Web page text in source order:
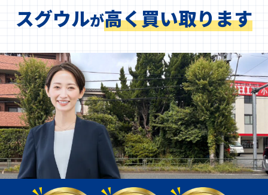
スグウルが高く買い取ります